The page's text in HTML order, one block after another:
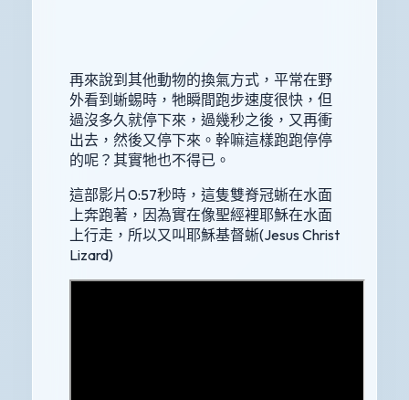
再來說到其他動物的換氣方式，平常在野
外看到蜥蜴時，牠瞬間跑步速度很快，但
過沒多久就停下來，過幾秒之後，又再衝
出去，然後又停下來。幹嘛這樣跑跑停停
的呢？其實牠也不得已。
這部影片0:57秒時，這隻雙脊冠蜥在水面
上奔跑著，因為實在像聖經裡耶穌在水面
上行走，所以又叫耶穌基督蜥(Jesus Christ
Lizard)